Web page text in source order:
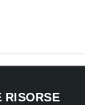
RISORSE